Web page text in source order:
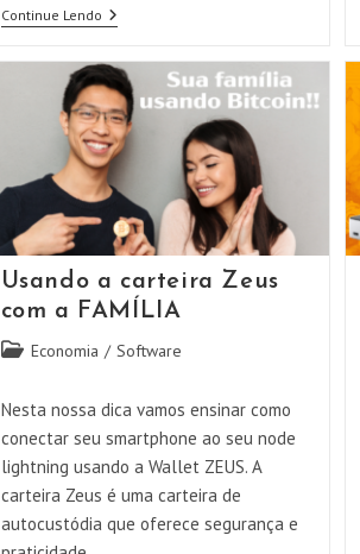
Continue LendoInstalando
A
De
BITCOIN
Electrum
No
MacOS
Usando a carteira Zeus
com a FAMÍLIA
Categoria
post:
Economia / Software
Nesta nossa dica vamos ensinar como
conectar seu smartphone ao seu node
lightning usando a Wallet ZEUS. A
carteira Zeus é uma carteira de
autocustódia que oferece segurança e